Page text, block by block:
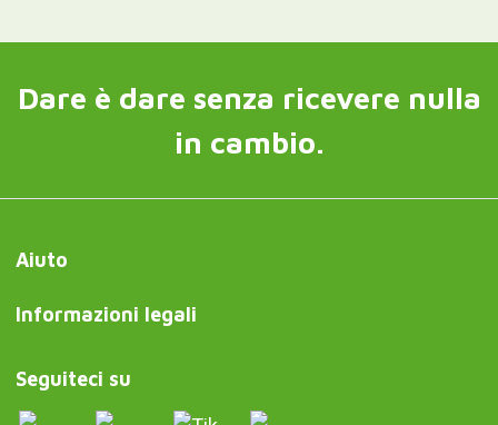
Dare è dare senza ricevere nulla
in cambio.
Aiuto
Informazioni legali
Seguiteci su